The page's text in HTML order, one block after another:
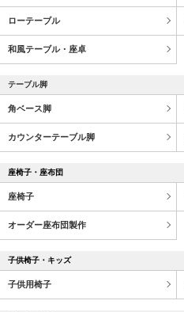
ローテーブル
和風テーブル・座卓
テーブル脚
角ベース脚
カウンターテーブル脚
座椅子・座布団
座椅子
オーダー座布団製作
子供椅子・キッズ
子供用椅子